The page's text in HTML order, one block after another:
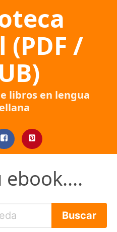
/
libros en lengua
ebook....